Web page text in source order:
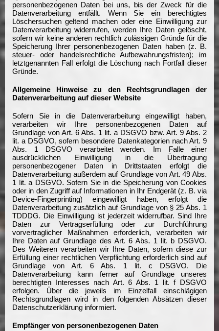
personenbezogenen Daten bei uns, bis der Zweck für die
Datenverarbeitung entfällt. Wenn Sie ein berechtigtes
Löschersuchen geltend machen oder eine Einwilligung zur
Datenverarbeitung widerrufen, werden Ihre Daten gelöscht,
sofern wir keine anderen rechtlich zulässigen Gründe für die
Speicherung Ihrer personenbezogenen Daten haben (z. B.
steuer- oder handelsrechtliche Aufbewahrungsfristen); im
letztgenannten Fall erfolgt die Löschung nach Fortfall dieser
Gründe.
Allgemeine Hinweise zu den Rechtsgrundlagen der
Datenverarbeitung auf dieser Website
Sofern Sie in die Datenverarbeitung eingewilligt haben,
verarbeiten wir Ihre personenbezogenen Daten auf
Grundlage von Art. 6 Abs. 1 lit. a DSGVO bzw. Art. 9 Abs. 2
lit. a DSGVO, sofern besondere Datenkategorien nach Art. 9
Abs. 1 DSGVO verarbeitet werden. Im Falle einer
ausdrücklichen Einwilligung in die Übertragung
personenbezogener Daten in Drittstaaten erfolgt die
Datenverarbeitung außerdem auf Grundlage von Art. 49 Abs.
1 lit. a DSGVO. Sofern Sie in die Speicherung von Cookies
oder in den Zugriff auf Informationen in Ihr Endgerät (z. B. via
Device-Fingerprinting) eingewilligt haben, erfolgt die
Datenverarbeitung zusätzlich auf Grundlage von § 25 Abs. 1
TDDDG. Die Einwilligung ist jederzeit widerrufbar. Sind Ihre
Daten zur Vertragserfüllung oder zur Durchführung
vorvertraglicher Maßnahmen erforderlich, verarbeiten wir
Ihre Daten auf Grundlage des Art. 6 Abs. 1 lit. b DSGVO.
Des Weiteren verarbeiten wir Ihre Daten, sofern diese zur
Erfüllung einer rechtlichen Verpflichtung erforderlich sind auf
Grundlage von Art. 6 Abs. 1 lit. c DSGVO. Die
Datenverarbeitung kann ferner auf Grundlage unseres
berechtigten Interesses nach Art. 6 Abs. 1 lit. f DSGVO
erfolgen. Über die jeweils im Einzelfall einschlägigen
Rechtsgrundlagen wird in den folgenden Absätzen dieser
Datenschutzerklärung informiert.
Empfänger von personenbezogenen Daten